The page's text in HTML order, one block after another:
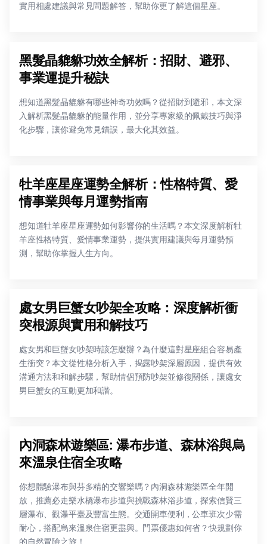
實用相處建議與常見問題解答，幫助你更了解這個星座。
黑髮晶貔貅功效全解析：招財、避邪、
事業運提升秘訣
想知道黑髮晶貔貅有哪些神奇功效嗎？從招財到避邪，本文深
入解析黑髮晶貔貅的能量作用，並分享專家級的佩戴技巧與淨
化步驟，讓你避免常見錯誤，最大化其效益。
牡羊座星座運勢全解析：性格特質、愛
情事業與每月運勢指南
想知道牡羊座星座運勢如何影響你的生活嗎？本文深度解析牡
羊座性格特質、愛情事業運勢，提供實用建議與每月運勢預
測，幫助你掌握人生方向。
處女男巨蟹女吵架全攻略：深度解析衝
突根源與實用和解技巧
處女男和巨蟹女吵架時該怎麼辦？為什麼這對星座組合容易產
生衝突？本文從性格分析入手，揭露吵架深層原因，提供有效
溝通方法和和解步驟，幫助情侶預防吵架並修復關係，讓處女
男巨蟹女的互動更加和諧。
內洞森林遊樂區: 瀑布步道、森林浴與烏
來溫泉住宿全攻略
你想體驗瀑布與芬多精的交響樂嗎？內洞森林遊樂區全年開
放，推薦必走樂水橋瀑布步道與挑戰森林浴步道，探索信賢三
層瀑布、觀瀑平臺及豐富生態。交通開車便利，公車班次少需
耐心，搭配烏來溫泉住宿更盡興。門票優惠如何省？快規劃你
的自然冒險之旅！